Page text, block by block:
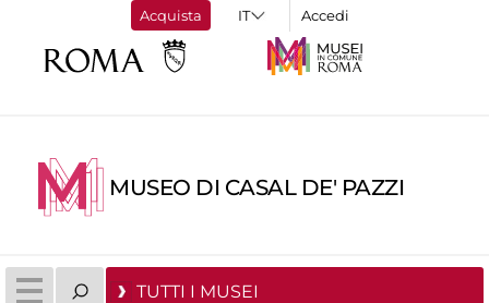
Acquista Accedi
MUSEO DI CASAL DE' PAZZI
TUTTI I MUSEI